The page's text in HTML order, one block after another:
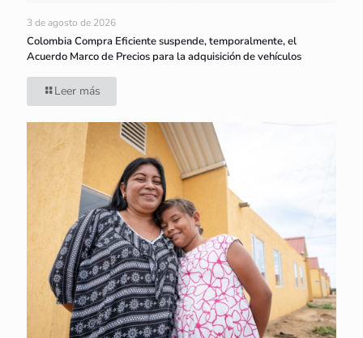
3 de agosto de 2026
Colombia Compra Eficiente suspende, temporalmente, el
Acuerdo Marco de Precios para la adquisición de vehículos
Leer más